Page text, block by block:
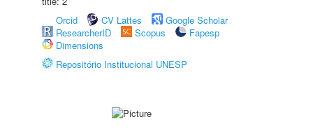
Orcid
CV Lattes
Google Scholar
ResearcherID
Scopus
Fapesp
Dimensions
Repositório Institucional UNESP